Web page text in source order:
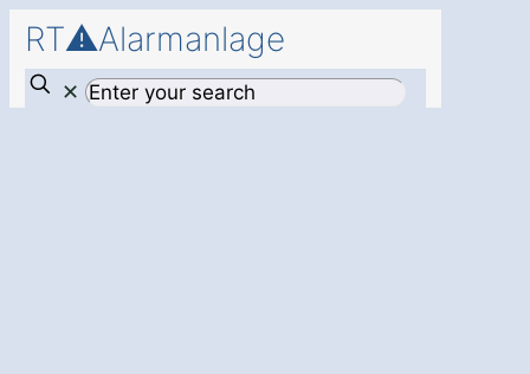
RT⚠️Alarmanlage
✕